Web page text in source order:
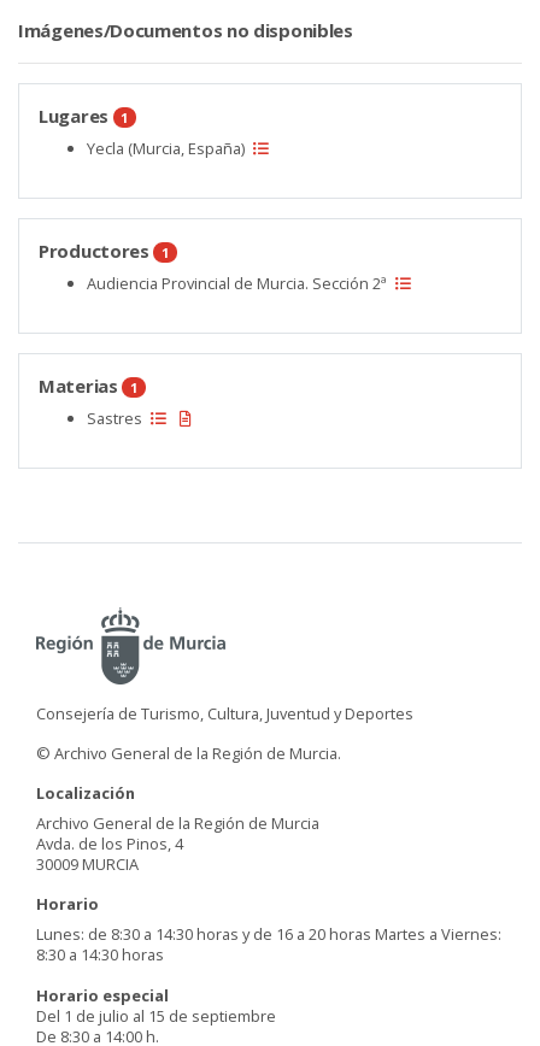
Imágenes/Documentos no disponibles
Lugares 1
Yecla (Murcia, España)
Productores 1
Audiencia Provincial de Murcia. Sección 2ª
Materias 1
Sastres
Consejería de Turismo, Cultura, Juventud y Deportes
© Archivo General de la Región de Murcia.
Localización
Archivo General de la Región de Murcia
Avda. de los Pinos, 4
30009 MURCIA
Horario
Lunes: de 8:30 a 14:30 horas y de 16 a 20 horas Martes a Viernes:
8:30 a 14:30 horas
Horario especial
Del 1 de julio al 15 de septiembre
De 8:30 a 14:00 h.